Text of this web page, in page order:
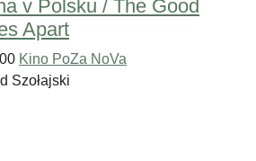
v Polsku / The Good
Apart
Kino PoZa NoVa
Szołajski